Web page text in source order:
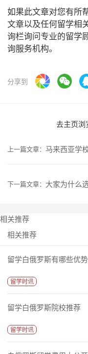
如果此文章对您有所
文章以及任何留学相
询栏询问专业的留学
询服务机构。
分享到
去主页浏
上一篇文章： 马来西亚学
下一篇文章： 大家为什么
相关推荐
相关推荐
留学白俄罗斯有哪些优势
留学时讯
留学白俄罗斯院校推荐
留学时讯